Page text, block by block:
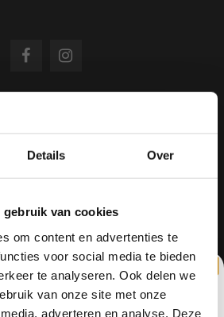
Details Over
gebruik van cookies
om content en advertenties te
voor social media te bieden
te analyseren. Ook delen we
van onze site met onze
adverteren en analyse. Deze
SHOP.NL
shop een bekende
van drones, quadcopters,